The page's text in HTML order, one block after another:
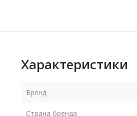
Характеристики
Бренд
Страна бренда